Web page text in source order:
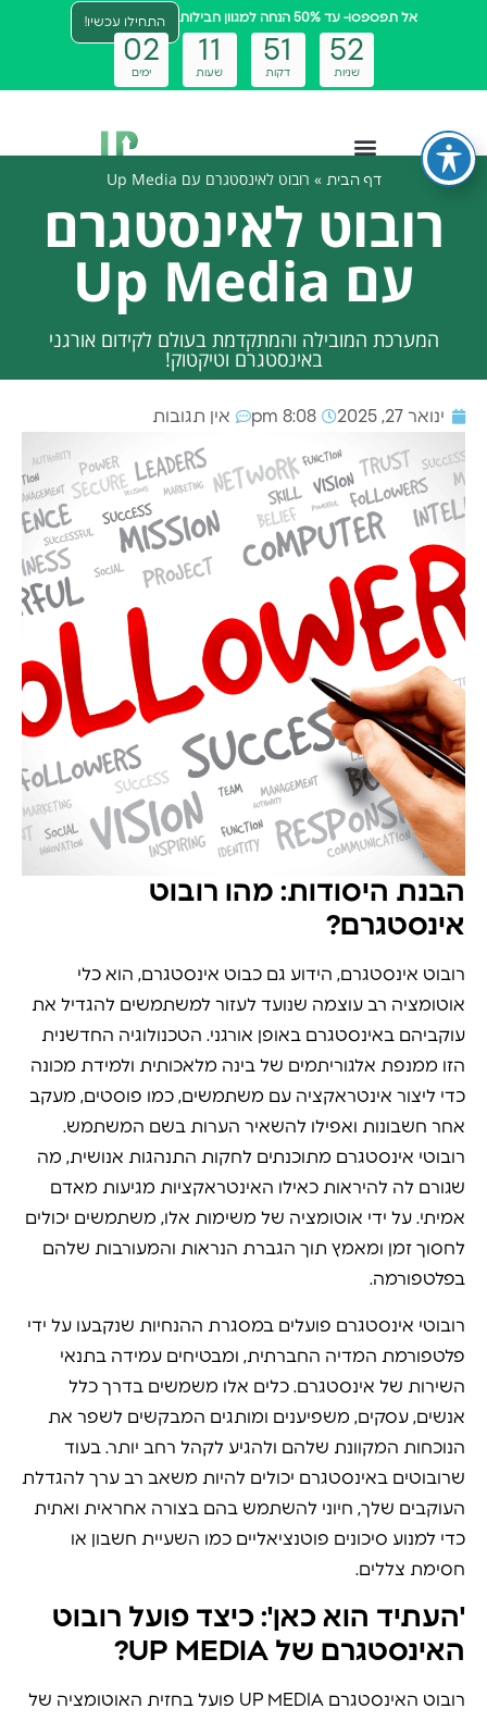
02
ימים
1 1
שעות
51
דקות
51
שניות
אל תפספסו- עד 50% הנחה למגוון חבילות התחילו עכשיו!
דף הבית » רובוט לאינסטגרם עם Up Media
רובוט לאינסטגרם
עם Up Media
המערכת המובילה והמתקדמת בעולם לקידום אורגני
באינסטגרם וטיקטוק!
ינואר 27, 2025 8:08 pm אין תגובות
הבנת היסודות: מהו רובוט
אינסטגרם?
רובוט אינסטגרם, הידוע גם כבוט אינסטגרם, הוא כלי
אוטומציה רב עוצמה שנועד לעזור למשתמשים להגדיל את
עוקביהם באינסטגרם באופן אורגני. הטכנולוגיה החדשנית
הזו ממנפת אלגוריתמים של בינה מלאכותית ולמידת מכונה
כדי ליצור אינטראקציה עם משתמשים, כמו פוסטים, מעקב
אחר חשבונות ואפילו להשאיר הערות בשם המשתמש.
רובוטי אינסטגרם מתוכנתים לחקות התנהגות אנושית, מה
שגורם לה להיראות כאילו האינטראקציות מגיעות מאדם
אמיתי. על ידי אוטומציה של משימות אלו, משתמשים יכולים
לחסוך זמן ומאמץ תוך הגברת הנראות והמעורבות שלהם
בפלטפורמה.
רובוטי אינסטגרם פועלים במסגרת ההנחיות שנקבעו על ידי
פלטפורמת המדיה החברתית, ומבטיחים עמידה בתנאי
השירות של אינסטגרם. כלים אלו משמשים בדרך כלל
אנשים, עסקים, משפיענים ומותגים המבקשים לשפר את
הנוכחות המקוונת שלהם ולהגיע לקהל רחב יותר. בעוד
שרובוטים באינסטגרם יכולים להיות משאב רב ערך להגדלת
העוקבים שלך, חיוני להשתמש בהם בצורה אחראית ואתית
כדי למנוע סיכונים פוטנציאליים כמו השעיית חשבון או
חסימת צללים.
'העתיד הוא כאן': כיצד פועל רובוט
האינסטגרם של UP MEDIA?
רובוט האינסטגרם UP MEDIA פועל בחזית האוטומציה של